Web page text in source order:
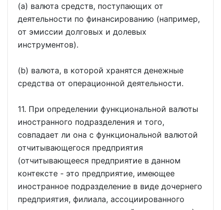
(a) валюта средств, поступающих от
деятельности по финансированию (например,
от эмиссии долговых и долевых
инструментов).
(b) валюта, в которой хранятся денежные
средства от операционной деятельности.
11. При определении функциональной валюты
иностранного подразделения и того,
совпадает ли она с функциональной валютой
отчитывающегося предприятия
(отчитывающееся предприятие в данном
контексте - это предприятие, имеющее
иностранное подразделение в виде дочернего
предприятия, филиала, ассоциированного